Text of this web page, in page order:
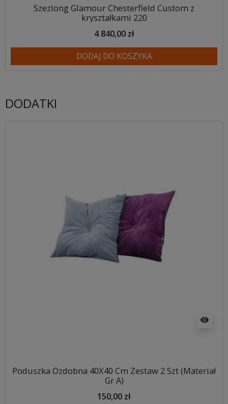
Szezlong Glamour Chesterfield Custom z
kryształkami 220
4 840,00 zł
DODAJ DO KOSZYKA
DODATKI
visibility
Poduszka Ozdobna 40X40 Cm Zestaw 2 Szt (Materiał
Gr A)
150,00 zł